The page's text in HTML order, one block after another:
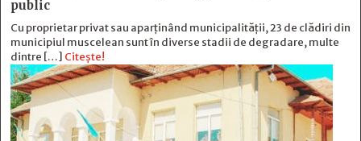
public
Cu proprietar privat sau aparținând municipalității, 23 de clădiri din
municipiul muscelean sunt în diverse stadii de degradare, multe
dintre […] Citește!